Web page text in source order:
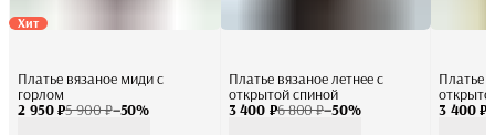
Хит
2 950 ₽5 900 ₽−50%
Платье вязаное миди с
горлом
3 400 ₽6 800 ₽−50%
Платье вязаное летнее с
открытой спиной
3 400 ₽
Платье